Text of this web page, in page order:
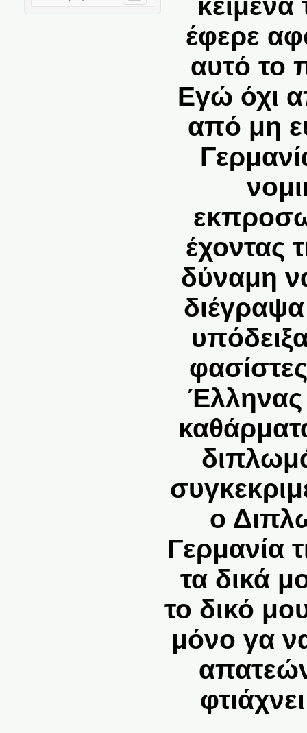
έφερε
αυτό το
Εγώ όχι
από μη
έχοντας
δύναμη
ο
Γερμανία
τα δικά
το δικό
μόνο γα